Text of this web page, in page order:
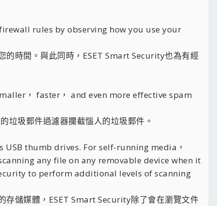
rules by observing how you use your
時間。與此同時，ESET Smart Security也為有經
， faster， and even more effective spam
圾郵件過濾器攔截惱人的垃圾郵件。
thumb drives. For self-running media，
any file on any removable device when it
to perform additional levels of scanning
儲媒體，ESET Smart Security除了會在瀏覽文件